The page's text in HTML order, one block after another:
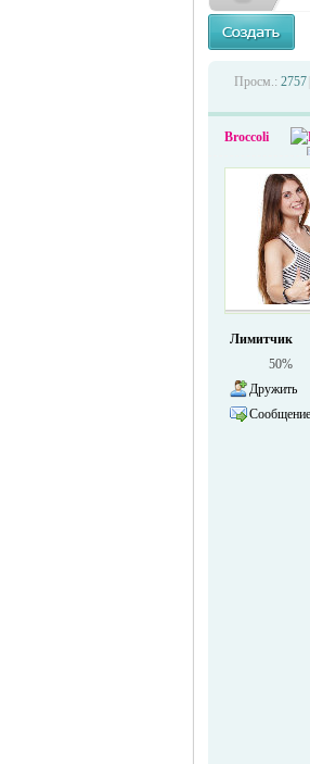
Русская ›
Просм.: 2757
Broccoli
Лимитчик
50%
Дружить
Сообщение